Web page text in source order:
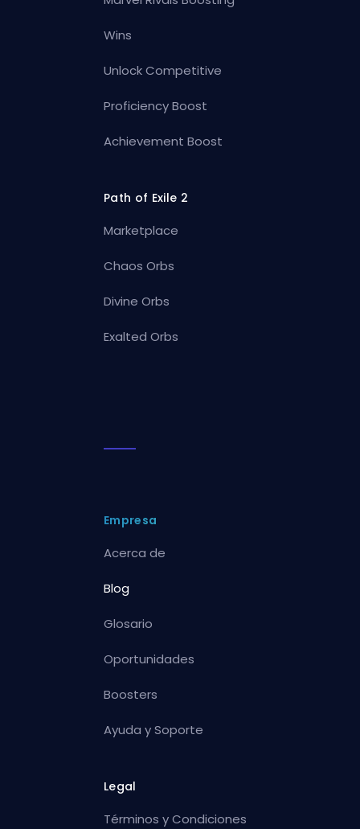
Wins
Unlock Competitive
Proficiency Boost
Achievement Boost
Path of Exile 2
Marketplace
Chaos Orbs
Divine Orbs
Exalted Orbs
Empresa
Acerca de
Blog
Glosario
Oportunidades
Boosters
Ayuda y Soporte
Legal
Términos y Condiciones